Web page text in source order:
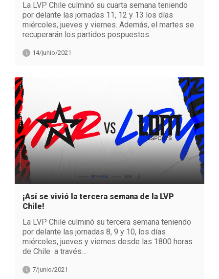
La LVP Chile culminó su cuarta semana teniendo
por delante las jornadas 11, 12 y 13 los días
miércoles, jueves y viernes. Además, el martes se
recuperarán los partidos pospuestos…
14/junio/2021
¡Así se vivió la tercera semana de la LVP
Chile!
La LVP Chile culminó su tercera semana teniendo
por delante las jornadas 8, 9 y 10, los días
miércoles, jueves y viernes desde las 1800 horas
de Chile a través…
7/junio/2021